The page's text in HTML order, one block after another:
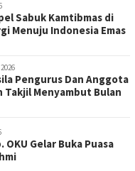
Sabuk Kamtibmas di
Menuju Indonesia Emas
Pengurus Dan Anggota
Takjil Menyambut Bulan
OKU Gelar Buka Puasa